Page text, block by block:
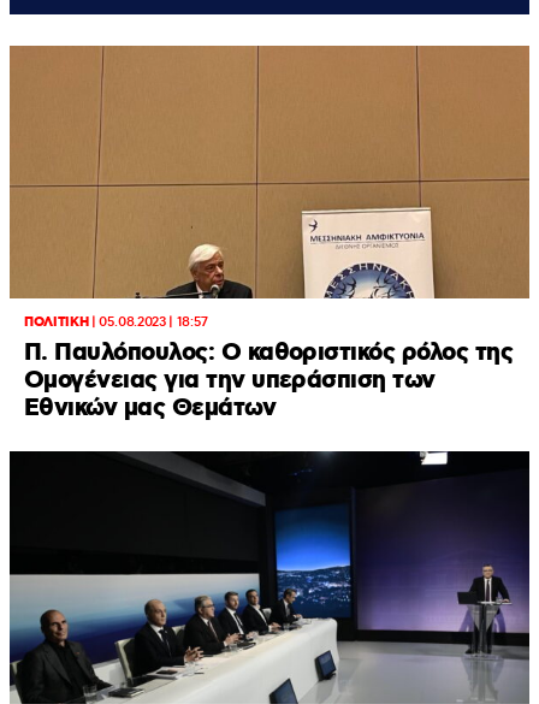
ΠΟΛΙΤΙΚΗ|05.08.2023 | 18:57
Π. Παυλόπουλος: Ο καθοριστικός ρόλος της
Ομογένειας για την υπεράσπιση των
Εθνικών μας Θεμάτων